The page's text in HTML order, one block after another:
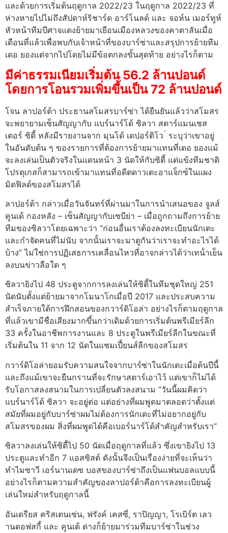
และด้วยการเริ่มต้นฤดูกาล 2022/23 ในฤดูกาล 2022/23 ที่
ห่างหายไปไม่ถึงสัปดาห์ริชาร์ด อาร์โนลด์ และ จอห์น เมอร์ทูห์
หัวหน้าทีมปีศาจแดงย้ายมาเยือนเมืองหลวงของคาตาลันเมื่อ
เดือนที่แล้วเพื่อพบกับเจ้าหน้าที่ของบาร์ซ่าและสรุปการย้ายทีม
เดอ ยองแต่จากไปโดยไม่มีข้อตกลงขั้นสุดท้าย อย่างไรก็ตาม
มีค่าธรรมเนียมเริ่มต้น 56.2 ล้านปอนด์
โดยการโอนรวมเพิ่มขึ้นเป็น 72 ล้านปอนด์
โจน ลาปอร์ต้า ประธานสโมสรบาร์ซ่า ได้ยืนยันแล้วว่าสโมสร
จะพยายามเซ็นสัญญากับ แบร์นาร์โด้ ซิลวา สตาร์แมนเชส
เตอร์ ซิตี้ หลังมีรายงานจาก มุนโด้ เดปอร์ติโว ่ ระบุว่าเขาอยู่
ในอันดับต้น ๆ ของรายการที่ต้องการย้ายมาแทนที่เดอ ยองแม้
จะลงเล่นเป็นตัวจริงในแดนหน้า 3 นัดให้กับซิตี้ แต่แข้งทีมชาติ
โปรตุเกสก็สามารถเข้ามาแทนที่อดีตดาวเตะอาแจ็กซ์ในแผง
มิดฟิลด์ของสโมสรได้
ลาปอร์ต้า กล่าวเมื่อวันจันทร์ที่ผ่านมาในการนําเสนอของ จูลส์
คูนเด้ กองหลัง – เซ็นสัญญากับเซบีย่า – เมื่อถูกถามถึงการย้าย
ทีมของซิลวาโดยเฉพาะว่า “ก่อนอื่นเราต้องลงทะเบียนนักเตะ
และกําจัดคนที่ไม่นับ จากนั้นเราจะมาดูกันว่าเราจะทําอะไรได้
บ้าง” ไม่ใช่การปฏิเสธการเคลื่อนไหวที่อาจกล่าวได้ว่าเทน้ําเย็น
ลงบนข่าวลือใด ๆ
ซิลวายิงไป 48 ประตูจากการลงเล่นให้ซิตี้ในทีมชุดใหญ่ 251
นัดนับตั้งแต่ย้ายมาจากโมนาโกเมื่อปี 2017 และประสบความ
สําเร็จภายใต้การฝึกสอนของกวาร์ดิโอล่า อย่างไรก็ตามฤดูกาล
ที่แล้วเขามีชื่อเสียงมากขึ้นกว่าเดิมด้วยการเริ่มต้นพรีเมียร์ลีก
33 ครั้งในอาชีพการงานและ 8 ประตูในพรีเมียร์ลีกในขณะที่
เริ่มต้นใน 11 จาก 12 นัดในแชมเปี้ยนส์ลีกของสโมสร
กวาร์ดิโอล่ายอมรับความสนใจจากบาร์ซ่าในนักเตะเมื่อต้นปีนี้
และถึงแม้เขาจะยืนกรานที่จะรักษาสตาร์เอาไว้ แต่เขาก็ไม่ได้
รับโอกาสลงสนามในการเปลี่ยนตัวลงสนาม “วันนี้ผมคิดว่า
แบร์นาร์โด้ ซิลวา จะอยู่ต่อ แต่อย่างที่ผมพูดมาตลอดว่าตั้งแต่
สมัยที่ผมอยู่กับบาร์ซ่าผมไม่ต้องการนักเตะที่ไม่อยากอยู่กับ
สโมสรของผม สิ่งที่ผมพูดได้คือเบอร์นาร์โด้สําคัญสําหรับเรา”
ซิลวาลงเล่นให้ซิตี้ไป 50 นัดเมื่อฤดูกาลที่แล้ว ซึ่งเขายิงไป 13
ประตูและทําอีก 7 แอสซิสต์ ดังนั้นจึงเป็นเรื่องง่ายที่จะเห็นว่า
ทําไมซาวี เอร์นานเดซ บอสของบาร์ซ่าถึงเป็นแฟนบอลแบบนี้
อย่างไรก็ตามความสําคัญของลาปอร์ต้าคือการลงทะเบียนผู้
เล่นใหม่สําหรับฤดูกาลนี้
อันเดรียส คริสเตนเซ่น, ฟรังค์ เคสซี่, ราปิญญา, โรเบิร์ต เลว
านดอฟสกี้ และ คูนเด้ ต่างก็ย้ายมาร่วมทีมบาร์ซ่าในช่วง